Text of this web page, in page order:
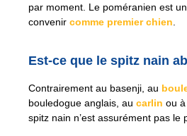
par moment. Le poméranien est
convenir comme premier chien.
Est-ce que le spitz nain
Contrairement au basenji, au
bouledogue anglais, au carlin ou à
spitz nain n’est assurément pas le